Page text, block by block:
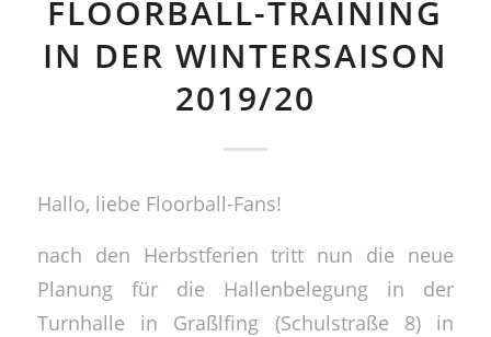
FLOORBALL-TRAINING
IN DER WINTERSAISON
2019/20
Hallo, liebe Floorball-Fans!
nach den Herbstferien tritt nun die neue
Planung für die Hallenbelegung in der
Turnhalle in Graßlfing (Schulstraße 8) in